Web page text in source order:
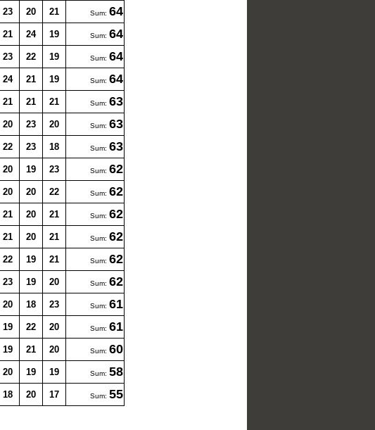
23 20 21 Sum: 64
21 24 19 Sum: 64
23 22 19 Sum: 64
24 21 19 Sum: 64
21 21 21 Sum: 63
20 23 20 Sum: 63
22 23 18 Sum: 63
20 19 23 Sum: 62
20 20 22 Sum: 62
21 20 21 Sum: 62
21 20 21 Sum: 62
22 19 21 Sum: 62
23 19 20 Sum: 62
20 18 23 Sum: 61
19 22 20 Sum: 61
19 21 20 Sum: 60
20 19 19 Sum: 58
18 20 17 Sum: 55